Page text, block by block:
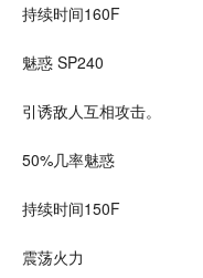
持续时间160F
魅惑 SP240
引诱敌人互相攻击。
50%几率魅惑
持续时间150F
震荡火力